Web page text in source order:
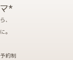
*
、
。
約制